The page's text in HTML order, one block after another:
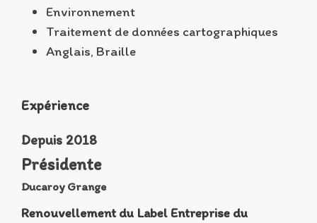
Environnement
Traitement de données cartographiques
Anglais, Braille
Expérience
Depuis 2018
Présidente
Ducaroy Grange
Renouvellement du Label Entreprise du